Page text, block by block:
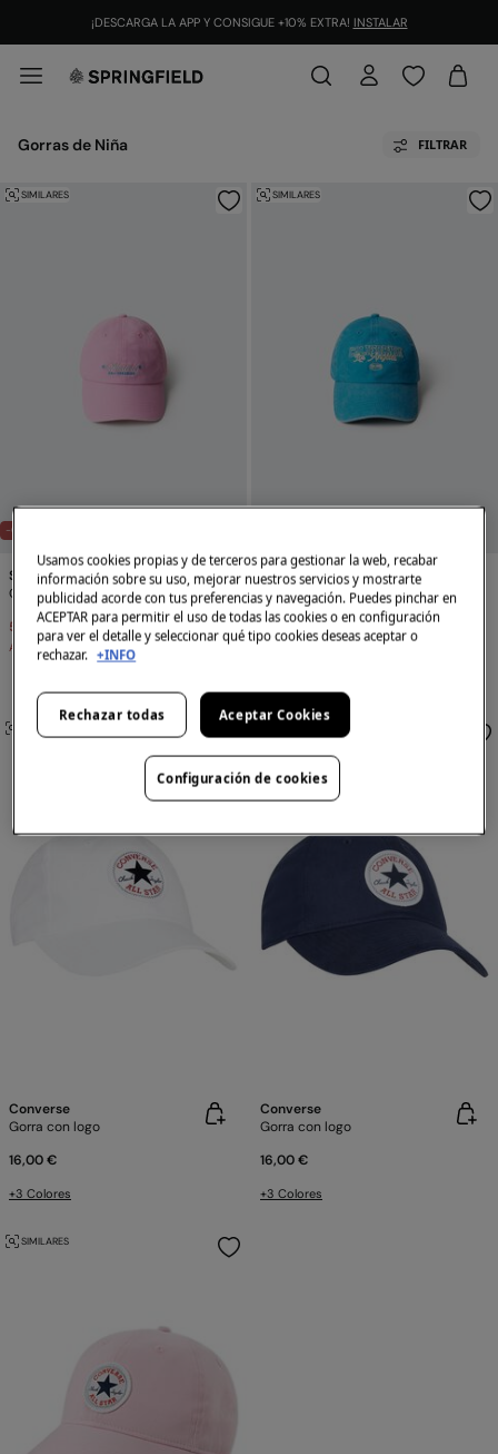
¡DESCARGA LA APP Y CONSIGUE +10% EXTRA! INSTALAR
Gorras de Niña FILTRAR
-63%
SIMILARES
Springfield Kids
Gorra malibu niña
5,99 € 15,99 €
Ahorras
SIMILARES
Springfield Kids
Gorra LA niña
5,99 € 15,99 €
SIMILARES
Converse
Gorra con logo
16,00 €
+3 Colores
Converse
Gorra con logo
16,00 €
+3 Colores
SIMILARES
Usamos cookies propias y de terceros para gestionar la web, recabar
información sobre su uso, mejorar nuestros servicios y mostrarte
publicidad acorde con tus preferencias y navegación. Puedes pinchar en
ACEPTAR para permitir el uso de todas las cookies o en configuración
para ver el detalle y seleccionar qué tipo cookies deseas aceptar o
rechazar. +INFO
Rechazar todas Aceptar Cookies
Configuración de cookies